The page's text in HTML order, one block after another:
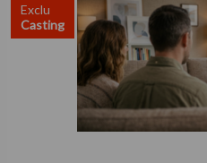
Exclu
Casting